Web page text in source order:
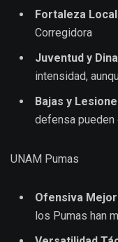
Fortaleza
Corregidora
Juventud y
intensidad,
Bajas y
defensa
UNAM Pumas
Ofensiva
los Pumas han